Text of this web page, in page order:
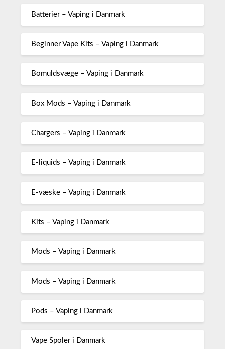
Batterier – Vaping i Danmark
Beginner Vape Kits – Vaping i Danmark
Bomuldsvæge – Vaping i Danmark
Box Mods – Vaping i Danmark
Chargers – Vaping i Danmark
E-liquids – Vaping i Danmark
E-væske – Vaping i Danmark
Kits – Vaping i Danmark
Mods – Vaping i Danmark
Mods – Vaping i Danmark
Pods – Vaping i Danmark
Vape Spoler i Danmark